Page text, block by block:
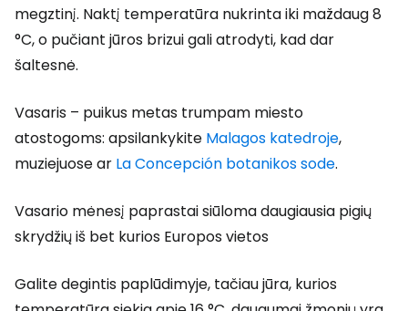
megztinį. Naktį temperatūra nukrinta iki maždaug 8
°C, o pučiant jūros brizui gali atrodyti, kad dar
šaltesnė.
Vasaris – puikus metas trumpam miesto
atostogoms: apsilankykite Malagos katedroje,
muziejuose ar La Concepción botanikos sode.
Vasario mėnesį paprastai siūloma daugiausia pigių
skrydžių iš bet kurios Europos vietos
Galite degintis paplūdimyje, tačiau jūra, kurios